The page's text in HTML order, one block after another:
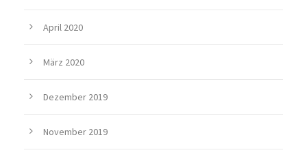
April 2020
März 2020
Dezember 2019
November 2019